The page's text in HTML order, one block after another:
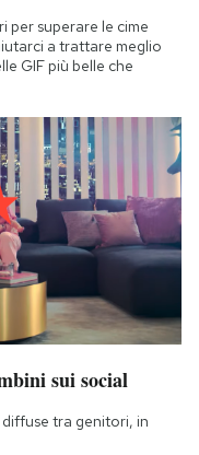
per superare le cime
a trattare meglio
GIF più belle che
sui social
tra genitori, in